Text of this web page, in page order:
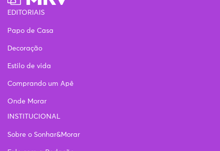
EDITORIAIS
Papo de Casa
Decoração
Estilo de vida
Comprando um Apê
Onde Morar
INSTITUCIONAL
Sobre o Sonhar&Morar